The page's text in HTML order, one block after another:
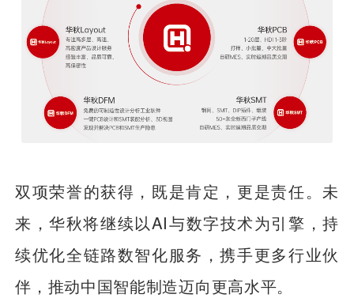
双项荣誉的获得，既是肯定，更是责任。未
来，华秋将继续以AI与数字技术为引擎，持
续优化全链路数智化服务，携手更多行业伙
伴，推动中国智能制造迈向更高水平。